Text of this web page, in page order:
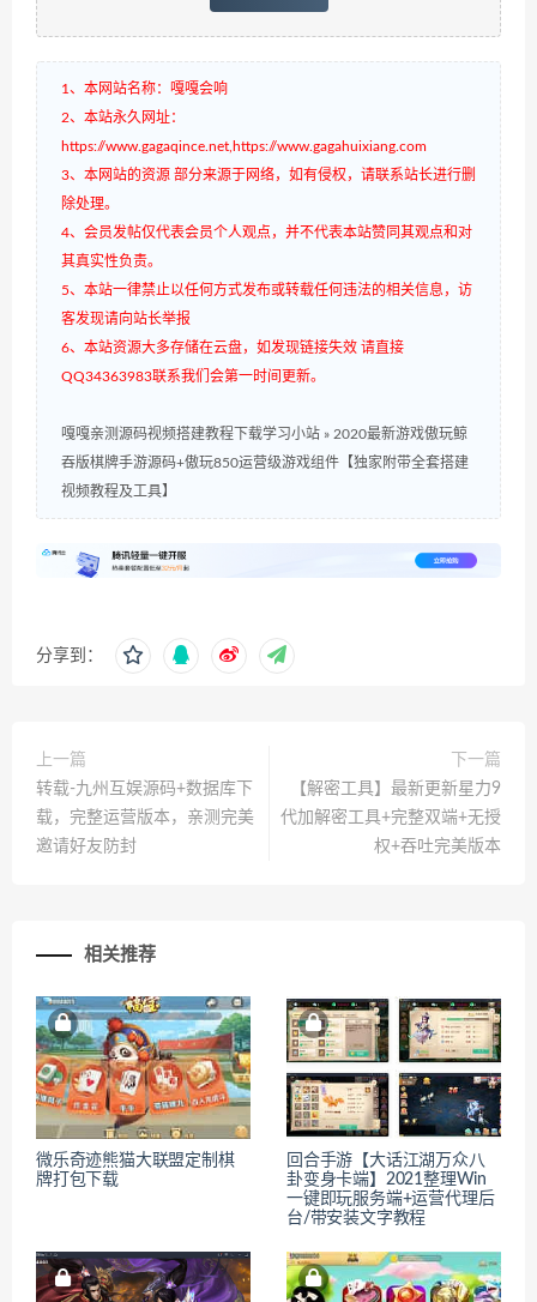
1、本网站名称：嘎嘎会响
2、本站永久网址：
https://www.gagaqince.net,https://www.gagahuixiang.com
3、本网站的资源 部分来源于网络，如有侵权，请联系站长进行删
除处理。
4、会员发帖仅代表会员个人观点，并不代表本站赞同其观点和对
其真实性负责。
5、本站一律禁止以任何方式发布或转载任何违法的相关信息，访
客发现请向站长举报
6、本站资源大多存储在云盘，如发现链接失效 请直接
QQ34363983联系我们会第一时间更新。
嘎嘎亲测源码视频搭建教程下载学习小站 » 2020最新游戏傲玩鲸
吞版棋牌手游源码+傲玩850运营级游戏组件【独家附带全套搭建
视频教程及工具】
分享到：
上一篇
转载-九州互娱源码+数据库下
载，完整运营版本，亲测完美
邀请好友防封
下一篇
【解密工具】最新更新星力9
代加解密工具+完整双端+无授
权+吞吐完美版本
相关推荐
微乐奇迹熊猫大联盟定制棋
牌打包下载
回合手游【大话江湖万众八
卦变身卡端】2021整理Win
一键即玩服务端+运营代理后
台/带安装文字教程